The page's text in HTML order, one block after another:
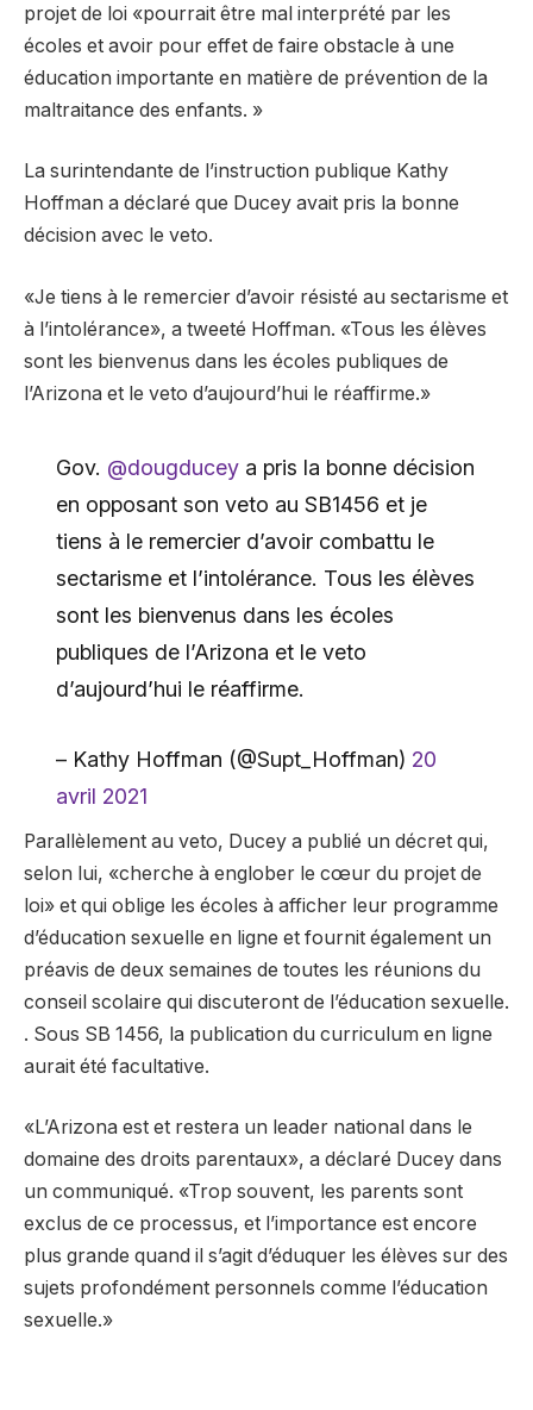
projet de loi «pourrait être mal interprété par les
écoles et avoir pour effet de faire obstacle à une
éducation importante en matière de prévention de la
maltraitance des enfants. »
La surintendante de l’instruction publique Kathy
Hoffman a déclaré que Ducey avait pris la bonne
décision avec le veto.
«Je tiens à le remercier d’avoir résisté au sectarisme et
à l’intolérance», a tweeté Hoffman. «Tous les élèves
sont les bienvenus dans les écoles publiques de
l’Arizona et le veto d’aujourd’hui le réaffirme.»
Gov. @dougduceya pris la bonne décision
en opposant son veto au SB1456 et je
tiens à le remercier d’avoir combattu le
sectarisme et l’intolérance. Tous les élèves
sont les bienvenus dans les écoles
publiques de l’Arizona et le veto
d’aujourd’hui le réaffirme.
– Kathy Hoffman (@Supt_Hoffman) 20
avril 2021
Parallèlement au veto, Ducey a publié un décret qui,
selon lui, «cherche à englober le cœur du projet de
loi» et qui oblige les écoles à afficher leur programme
d’éducation sexuelle en ligne et fournit également un
préavis de deux semaines de toutes les réunions du
conseil scolaire qui discuteront de l’éducation sexuelle.
. Sous SB 1456, la publication du curriculum en ligne
aurait été facultative.
«L’Arizona est et restera un leader national dans le
domaine des droits parentaux», a déclaré Ducey dans
un communiqué. «Trop souvent, les parents sont
exclus de ce processus, et l’importance est encore
plus grande quand il s’agit d’éduquer les élèves sur des
sujets profondément personnels comme l’éducation
sexuelle.»